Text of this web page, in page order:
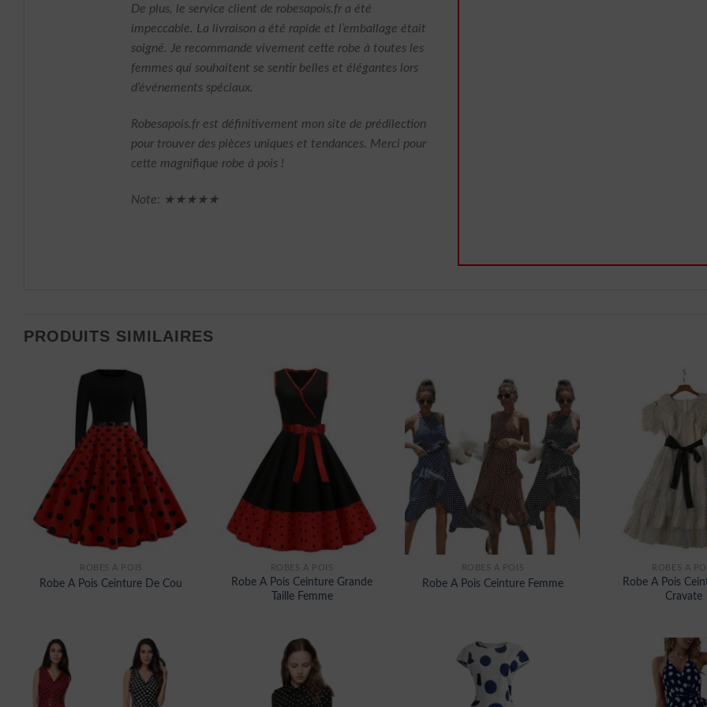
De plus, le service client de robesapois.fr a été
impeccable. La livraison a été rapide et l’emballage était
soigné. Je recommande vivement cette robe à toutes les
femmes qui souhaitent se sentir belles et élégantes lors
d’événements spéciaux.
Robesapois.fr est définitivement mon site de prédilection
pour trouver des pièces uniques et tendances. Merci pour
cette magnifique robe à pois !
Note: ★★★★★
PRODUITS SIMILAIRES
ROBES À POIS
Robe A Pois Ceinture De Cou
ROBES À POIS
Robe A Pois Ceinture Grande
Taille Femme
ROBES À POIS
Robe A Pois Ceinture Femme
ROBES À
Robe A Pois
Cravate